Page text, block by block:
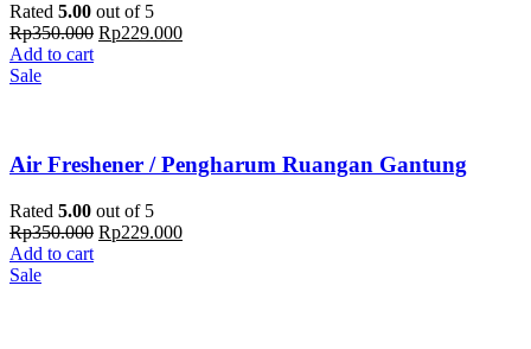
Rated 5.00 out of 5
Rp350.000 Rp229.000
Add to cart
Sale
Air Freshener / Pengharum Ruangan Gantung
Rated 5.00 out of 5
Rp350.000 Rp229.000
Add to cart
Sale